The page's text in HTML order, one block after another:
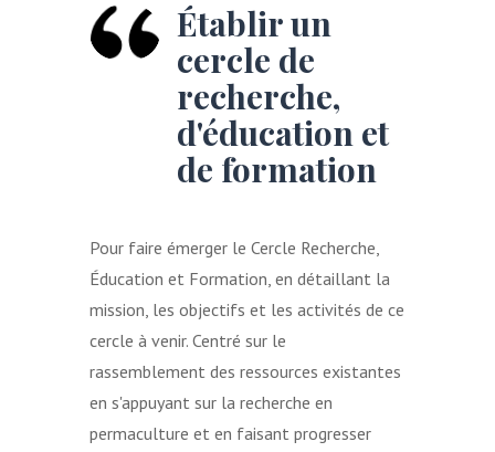
Établir un
cercle de
recherche,
d'éducation et
de formation
Pour faire émerger le Cercle Recherche,
Éducation et Formation, en détaillant la
mission, les objectifs et les activités de ce
cercle à venir. Centré sur le
rassemblement des ressources existantes
en s'appuyant sur la recherche en
permaculture et en faisant progresser